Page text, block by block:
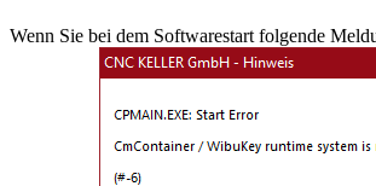
Wenn Sie bei dem Softwarestart folgende